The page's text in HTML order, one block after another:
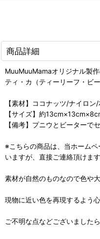
商品詳細
MuuMuuMamaオリジナル製
ティ・カ（ティーリーフ・ビ
【素材】ココナッツ/ナイロン
【サイズ】約
【備考】プニウとビーターで
※こちらの商品は、当ホーム
いますが、直接ご連絡頂けま
素材が自然のものなので色や
現物に近い色を再現するよう
ご不明な点などございました